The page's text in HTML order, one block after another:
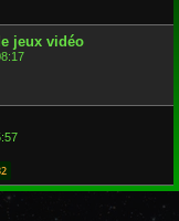
jeux vidéo